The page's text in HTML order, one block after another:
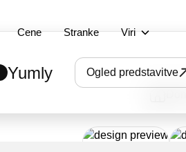
Cene Stranke Viri
Yumly Ogled predstavitve